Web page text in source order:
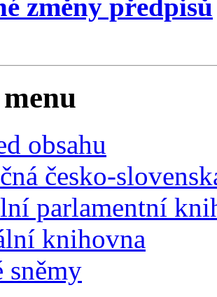
změny předpisů
obsahu
česko-
parlamentní
knihovna
sněmy